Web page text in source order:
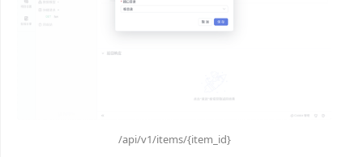
/api/v1/items/{item_id}